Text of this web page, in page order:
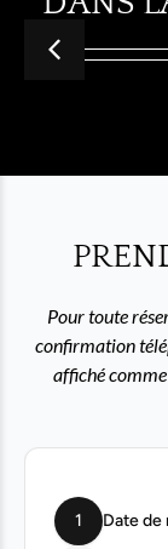
Pour toute
confirmation
affiché